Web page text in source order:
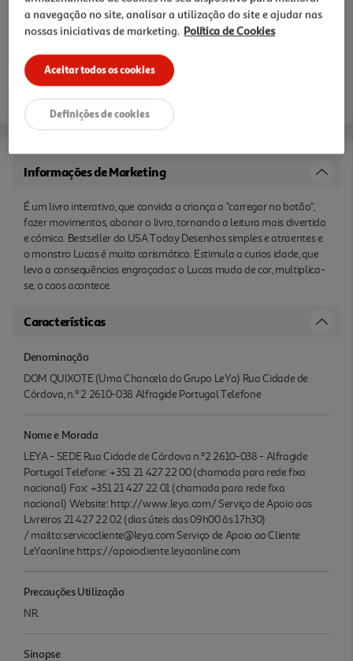
Informações de Marketing
É um livro interativo, que convida a criança a "carregar no botão",
fazer movimentos, abanar o livro, tornando a leitura mais divertida
e cómica. Bestseller do USA Today Desenhos simples e atraentes e
o monstro Lucas é muito carismático. Estimula a curios idade, que
leva a consequências engraçadas: o Lucas muda de cor, multiplica-
se, o caos acontece.
Características
Denominação
DOM QUIXOTE (Uma Chancela do Grupo LeYa) Rua Cidade de
Córdova, n.º 2 2610-038 Alfragide Portugal Telefone
Nome e Morada
LEYA - SEDE Rua Cidade de Córdova n.º2 2610-038 - Alfragide
Portugal Telefone: +351 21 427 22 00 (chamada para rede fixa
nacional) Fax: +351 21 427 22 01 (chamada para rede fixa
nacional) Website: http://www.leya.com/ Serviço de Apoio aos
Livreiros 21 427 22 02 (dias úteis das 09h00 às 17h30)
/ mailto:servicocliente@leya.com Serviço de Apoio ao Cliente
LeYaonline https://apoiocliente.leyaonline.com
Precauções Utilização
NR.
Sinopse
a navegação no site, analisar a utilização do site e ajudar nas
nossas iniciativas de marketing. Política de Cookies
Aceitar todos os cookies
Definições de cookies